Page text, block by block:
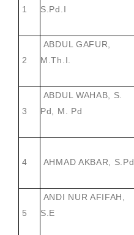
1
S.Pd.I
2
ABDUL GAFUR,
M.Th.I.
3
ABDUL WAHAB, S.
Pd, M. Pd
4 AHMAD AKBAR, S.Pd
5
ANDI NUR AFIFAH,
S.E